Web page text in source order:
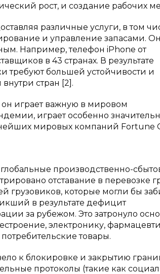
рост, и создание рабочих
различные услуги, в том
и управление запасами.
Например, телефон iPhone от
в 43 странах. В результате
требуют большей устойчивости и
стран [2].
играет важную в мировом
играет особенно
мировых компаний Fortune
производственно-
отставание в перевозке
которые могли бы
в результате дефицит
за рубежом. Это затронуло
электронику,
товары.
к блокировке и закрытию
протоколы (такие как